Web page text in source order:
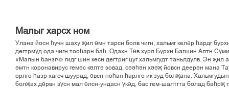
Малыг харсх ном
Улана йосн һучн шаху җил өмн тарсн болв чигн, хальмг келәр һардг
дегтрмүд ода чигн тооһарн баһ. Одахн Төв хурл Бурхн Багшин Алтн
«Малын банзгч» гидг шин кесн дегтриг цуг хальмгудт таньлдулв. Эн җил
әмтн коронавирус гемәс көлтә зовад, сәәһән хәәҗ йовсн деерән мана
орлго һазр хагсч шуурад, өвсн-ноһан һарлго ик зуд болҗана.
болҗах дөрвн зүсн мал өлсн-ундасн үкәд, бас гем-шалтгта болад баһрҗ